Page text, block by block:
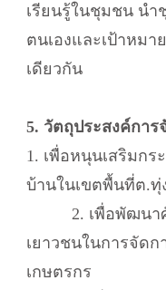
เรียนรู้ในชุมชน นำ
ตนเองและเป้าหม
เดียวกัน
5. วัตถุประสงค์กา
1. เพื่อหนุนเสริมกร
บ้านในเขตพื้นที่ต.ทุ่
2. เพื่อพัฒนาศัก
เยาวชนในการจัด
เกษตรกร